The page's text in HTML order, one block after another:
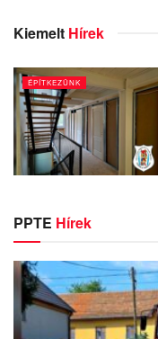
Kiemelt Hírek
ÉPÍTKEZÜNK
PPTE Hírek